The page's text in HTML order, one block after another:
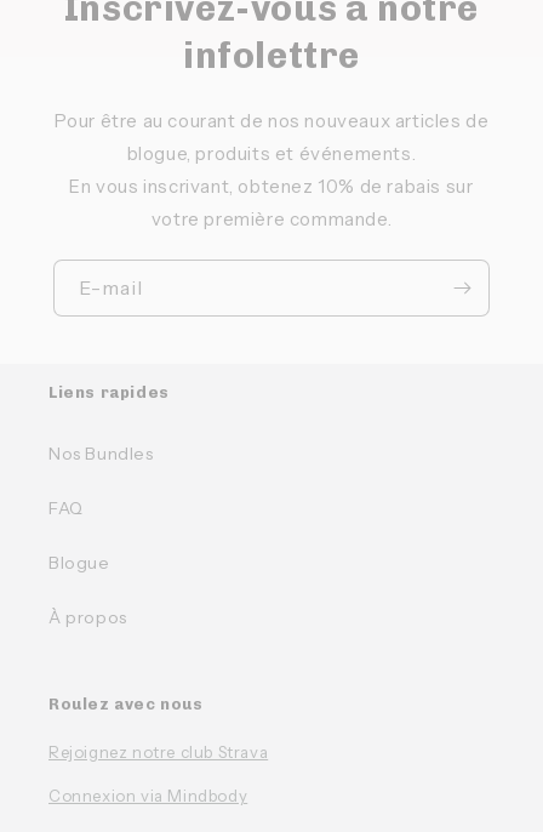
infolettre
Pour être au courant de nos nouveaux articles de
blogue, produits et événements.
En vous inscrivant, obtenez 10% de rabais sur
votre première commande.
E-mail
Liens rapides
Nos Bundles
FAQ
Blogue
À propos
Roulez avec nous
Rejoignez notre club Strava
Connexion via Mindbody